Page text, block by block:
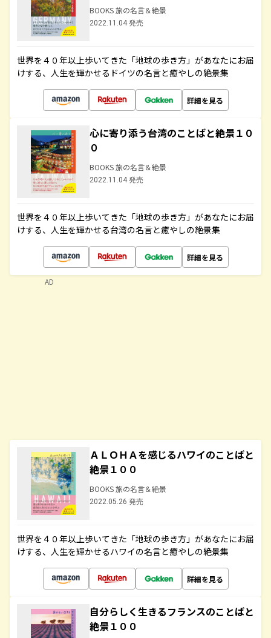
BOOKS 旅の名言＆絶景
2022.11.04 発売
世界を４０年以上歩いてきた「地球の歩き方」があなたにお届
けする、人生を輝かせるドイツの名言と癒やしの絶景集
詳細を見る
心に寄り添う台湾のことばと絶景１０
０
BOOKS 旅の名言＆絶景
2022.11.04 発売
世界を４０年以上歩いてきた「地球の歩き方」があなたにお届
けする、人生を輝かせる台湾の名言と癒やしの絶景集
詳細を見る
ＡＬＯＨＡを感じるハワイのことばと
絶景１００
BOOKS 旅の名言＆絶景
2022.05.26 発売
世界を４０年以上歩いてきた「地球の歩き方」があなたにお届
けする、人生を輝かせるハワイの名言と癒やしの絶景集
詳細を見る
自分らしく生きるフランスのことばと
絶景１００
AD